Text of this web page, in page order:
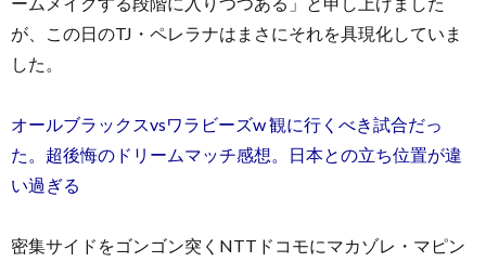
が、この日のTJ・ペレラナはまさにそれを具現化していま
した。
オールブラックスvsワラビーズw 観に行くべき試合だっ
た。超後悔のドリームマッチ感想。日本との立ち位置が違
い過ぎる
密集サイドをゴンゴン突くNTTドコモにマカゾレ・マピン